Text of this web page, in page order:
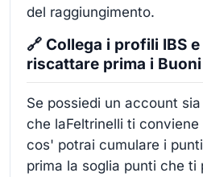
del raggiungimento.
🔗 Collega i profili IBS
riscattare prima i
Se possiedi un account
che laFeltrinelli ti
cos' potrai cumulare i
prima la soglia punti che ti